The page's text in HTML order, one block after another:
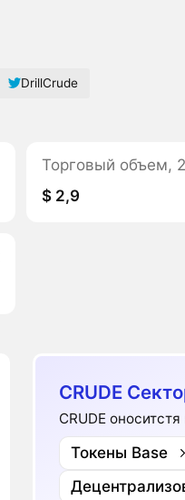
DrillCrude
Торговый объем,
$ 2,9
CRUDE
CRUDE
Токены Base